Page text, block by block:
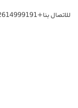
للاتصال بنا+212614999191